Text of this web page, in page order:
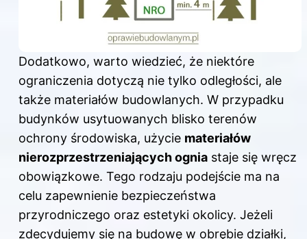
Dodatkowo, warto wiedzieć, że niektóre
ograniczenia dotyczą nie tylko odległości, ale
także materiałów budowlanych. W przypadku
budynków usytuowanych blisko terenów
ochrony środowiska, użycie materiałów
nierozprzestrzeniających ognia staje się wręcz
obowiązkowe. Tego rodzaju podejście ma na
celu zapewnienie bezpieczeństwa
przyrodniczego oraz estetyki okolicy. Jeżeli
zdecydujemy się na budowę w obrębie działki,